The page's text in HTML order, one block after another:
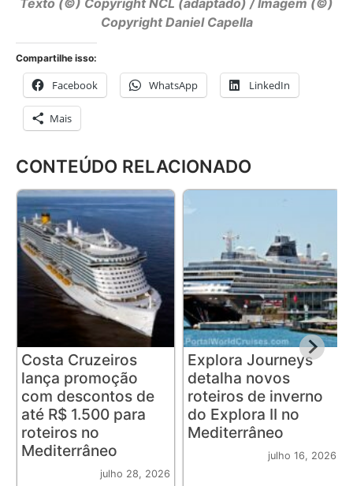
Copyright Daniel Capella
Compartilhe isso:
Facebook WhatsApp LinkedIn
Mais
CONTEÚDO RELACIONADO
Costa Cruzeiros
lança promoção
com descontos de
até R$ 1.500 para
roteiros no
Mediterrâneo
julho 28, 2026
Explora Journeys
detalha novos
roteiros de inverno
do Explora II no
Mediterrâneo
julho 16, 2026